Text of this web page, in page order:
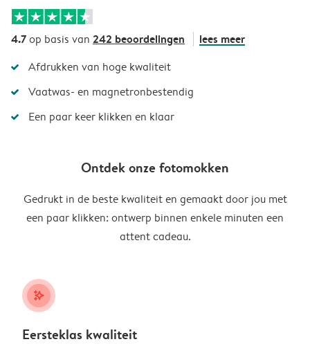
4.7op basis van 242 beoordelingen lees meer
Afdrukken van hoge kwaliteit
Vaatwas- en magnetronbestendig
Een paar keer klikken en klaar
Ontdek onze fotomokken
Gedrukt in de beste kwaliteit en gemaakt door jou met
een paar klikken: ontwerp binnen enkele minuten een
attent cadeau.
stars_plus
Eersteklas kwaliteit